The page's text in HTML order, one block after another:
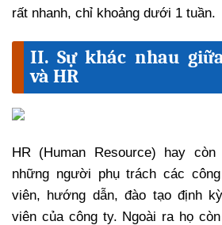
rất nhanh, chỉ khoảng dưới 1 tuần.
II. Sự khác nhau
và HR
HR (Human Resource) hay
những người phụ trách các
viên, hướng dẫn, đào tạo định
viên của công ty. Ngoài ra họ